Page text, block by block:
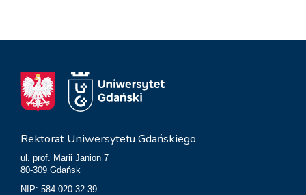
Rektorat Uniwersytetu Gdańskiego
ul. prof. Marii Janion 7
80-309 Gdańsk
NIP: 584-020-32-39